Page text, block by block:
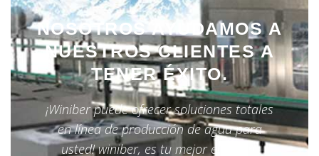
NOSOTROS AYUDAMOS A
NUESTROS CLIENTES A
TENER ÉXITO.
¡Winiber puede ofrecer soluciones totales
en línea de producción de agua para
usted! winiber, es tu mejor elección.